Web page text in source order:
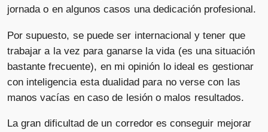
jornada o en algunos casos una dedicación profesional.
Por supuesto, se puede ser internacional y tener que
trabajar a la vez para ganarse la vida (es una situación
bastante frecuente), en mi opinión lo ideal es gestionar
con inteligencia esta dualidad para no verse con las
manos vacías en caso de lesión o malos resultados.
La gran dificultad de un corredor es conseguir mejorar